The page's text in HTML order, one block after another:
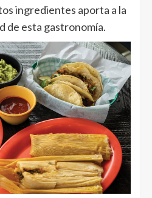
ingredientes aporta a la
de esta gastronomía.